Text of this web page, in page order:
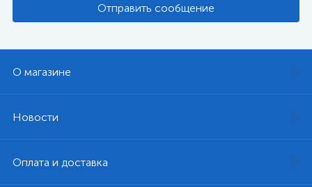
Отправить сообщение
О магазине
Новости
Оплата и доставка